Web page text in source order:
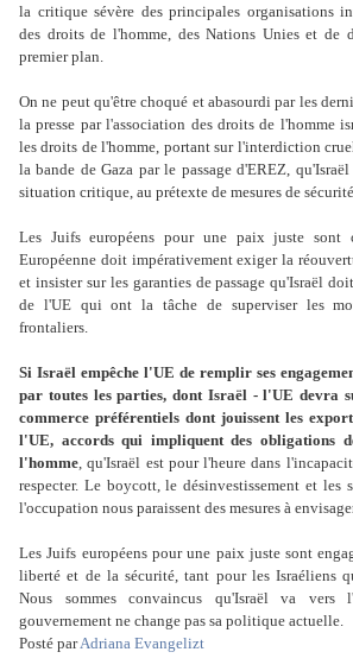
la critique sévère des principales organisations
des droits de l'homme, des Nations Unies et de
premier plan.
On ne peut qu'être choqué et abasourdi par les
la presse par l'association des droits de l'homme
les droits de l'homme, portant sur l'interdiction
la bande de Gaza par le passage d'EREZ,
situation critique, au prétexte de mesures de
Les Juifs européens pour une paix juste sont
Européenne doit impérativement exiger la
et insister sur les garanties de passage qu'Israël
de l'UE qui ont la tâche de superviser les
frontaliers.
Si Israël empêche l'UE de remplir ses
par toutes les parties, dont Israël - l'UE devra
commerce préférentiels dont jouissent les
l'UE, accords qui impliquent des obligations
l'homme, qu'Israël est pour l'heure dans
respecter. Le boycott, le désinvestissement et les
l'occupation nous paraissent des mesures à
Les Juifs européens pour une paix juste sont
liberté et de la sécurité, tant pour les Israéliens
Nous sommes convaincus qu'Israël va vers
gouvernement ne change pas sa politique actuelle.
Posté parAdriana Evangelizt